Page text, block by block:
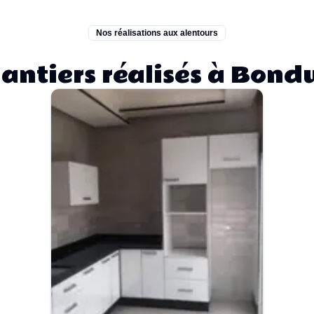
Nos réalisations aux alentours
réalisés à